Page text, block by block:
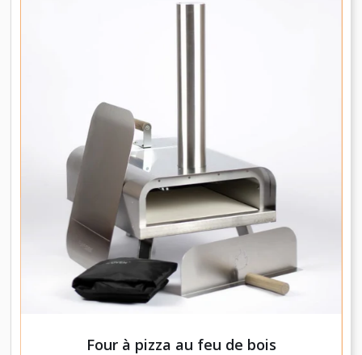
Four à pizza au feu de bois